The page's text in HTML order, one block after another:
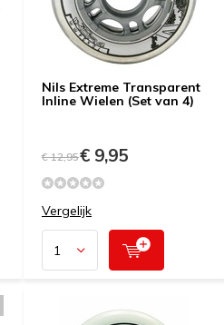
Nils Extreme Transparent
Inline Wielen (Set van 4)
€ 12,95€ 9,95
Vergelijk